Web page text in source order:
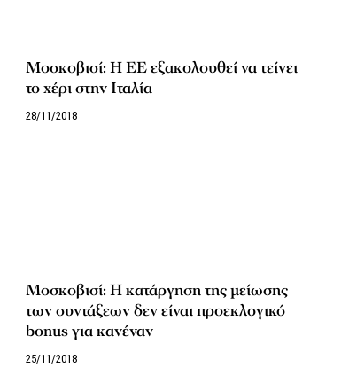
Μοσκοβισί: Η ΕΕ εξακολουθεί να τείνει
το χέρι στην Ιταλία
28/11/2018
Μοσκοβισί: Η κατάργηση της μείωσης
των συντάξεων δεν είναι προεκλογικό
bonus για κανέναν
25/11/2018